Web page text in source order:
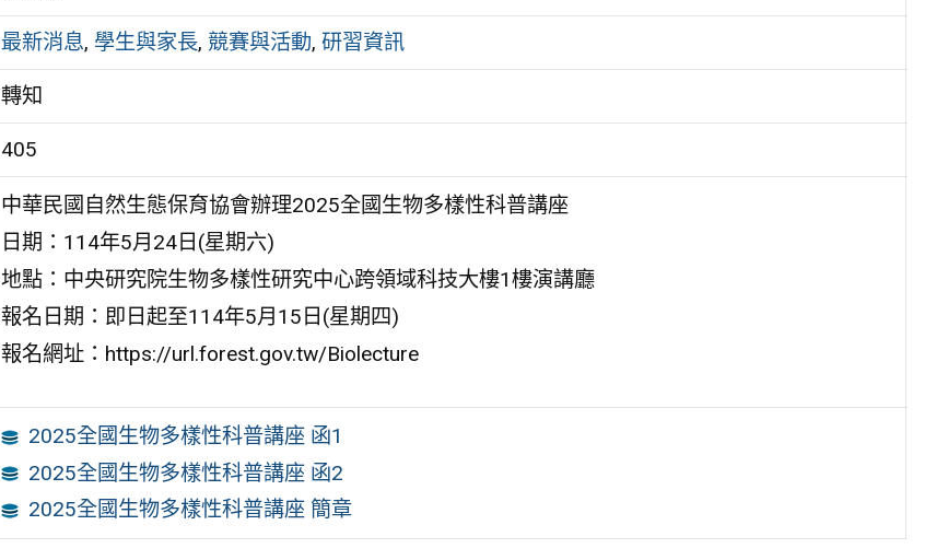
最新消息, 學生與家長, 競賽與活動, 研習資訊
轉知
405
中華民國自然生態保育協會辦理2025全國生物多樣性科普講座
日期：114年5月24日(星期六)
地點：中央研究院生物多樣性研究中心跨領域科技大樓1樓演講廳
報名日期：即日起至114年5月15日(星期四)
報名網址：https://url.forest.gov.tw/Biolecture
2025全國生物多樣性科普講座 函1
2025全國生物多樣性科普講座 函2
2025全國生物多樣性科普講座 簡章